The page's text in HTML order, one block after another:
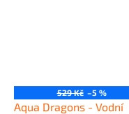
529 Kč –5 %
Aqua Dragons - Vodní